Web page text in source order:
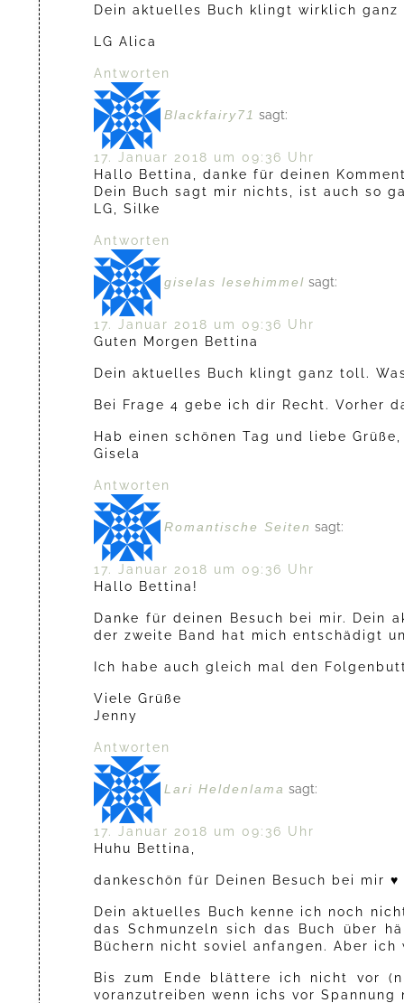
Dein aktuelles Buch klingt wirklich
LG Alica
Antworten
Blackfairy71 sagt:
17. Januar 2018 um 09:36 Uhr
Hallo Bettina, danke für deinen
Dein Buch sagt mir nichts, ist auch so
LG, Silke
Antworten
giselas lesehimmel sagt:
17. Januar 2018 um 09:36 Uhr
Guten Morgen Bettina
Dein aktuelles Buch klingt ganz toll.
Bei Frage 4 gebe ich dir Recht. Vorher
Hab einen schönen Tag und liebe Grüße,
Gisela
Antworten
Romantische Seiten sagt:
17. Januar 2018 um 09:36 Uhr
Hallo Bettina!
Danke für deinen Besuch bei mir. Dein
der zweite Band hat mich entschädigt
Ich habe auch gleich mal den
Viele Grüße
Jenny
Antworten
Lari Heldenlama sagt:
17. Januar 2018 um 09:36 Uhr
Huhu Bettina,
dankeschön für Deinen Besuch bei mir ♥
Dein aktuelles Buch kenne ich noch
das Schmunzeln sich das Buch über
Büchern nicht soviel anfangen. Aber
Bis zum Ende blättere ich nicht vor
voranzutreiben wenn ichs vor